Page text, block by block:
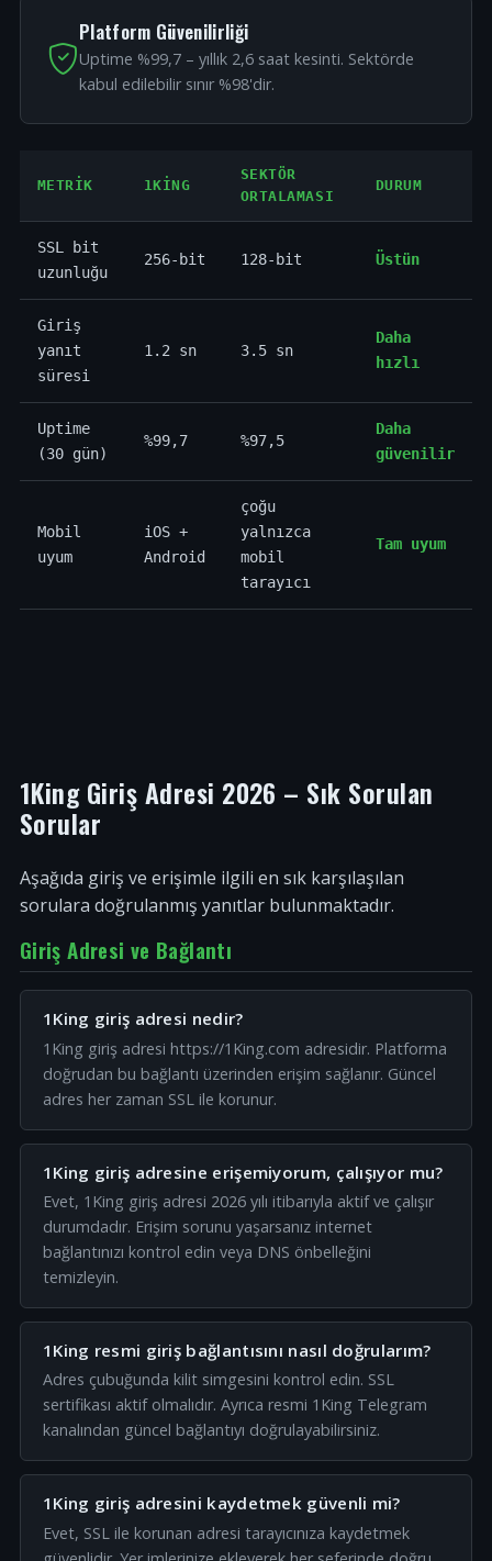
Platform Güvenilirliği
Uptime %99,7 – yıllık 2,6 saat kesinti. Sektörde
kabul edilebilir sınır %98'dir.
METRIK 1KING
SEKTÖR
ORTALAMASI
DURUM
SSL bit
uzunluğu
256-bit 128-bit Üstün
Giriş
yanıt
süresi
1.2 sn 3.5 sn
Daha
hızlı
Uptime
(30 gün)
%99,7 %97,5
Daha
güvenilir
Mobil
uyum
iOS +
Android
çoğu
yalnızca
mobil
tarayıcı
Tam uyum
1King Giriş Adresi 2026 – Sık Sorulan
Sorular
Aşağıda giriş ve erişimle ilgili en sık karşılaşılan
sorulara doğrulanmış yanıtlar bulunmaktadır.
Giriş Adresi ve Bağlantı
1King giriş adresi nedir?
1King giriş adresi https://1King.com adresidir. Platforma
doğrudan bu bağlantı üzerinden erişim sağlanır. Güncel
adres her zaman SSL ile korunur.
1King giriş adresine erişemiyorum, çalışıyor mu?
Evet, 1King giriş adresi 2026 yılı itibarıyla aktif ve çalışır
durumdadır. Erişim sorunu yaşarsanız internet
bağlantınızı kontrol edin veya DNS önbelleğini
temizleyin.
1King resmi giriş bağlantısını nasıl doğrularım?
Adres çubuğunda kilit simgesini kontrol edin. SSL
sertifikası aktif olmalıdır. Ayrıca resmi 1King Telegram
kanalından güncel bağlantıyı doğrulayabilirsiniz.
1King giriş adresini kaydetmek güvenli mi?
Evet, SSL ile korunan adresi tarayıcınıza kaydetmek